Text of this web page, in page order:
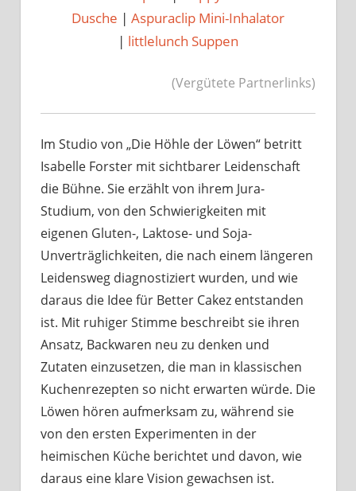
Dusche | Aspuraclip Mini-Inhalator
| littlelunch Suppen
(Vergütete Partnerlinks)
Im Studio von „Die Höhle der Löwen“ betritt
Isabelle Forster mit sichtbarer Leidenschaft
die Bühne. Sie erzählt von ihrem Jura-
Studium, von den Schwierigkeiten mit
eigenen Gluten-, Laktose- und Soja-
Unverträglichkeiten, die nach einem längeren
Leidensweg diagnostiziert wurden, und wie
daraus die Idee für Better Cakez entstanden
ist. Mit ruhiger Stimme beschreibt sie ihren
Ansatz, Backwaren neu zu denken und
Zutaten einzusetzen, die man in klassischen
Kuchenrezepten so nicht erwarten würde. Die
Löwen hören aufmerksam zu, während sie
von den ersten Experimenten in der
heimischen Küche berichtet und davon, wie
daraus eine klare Vision gewachsen ist.